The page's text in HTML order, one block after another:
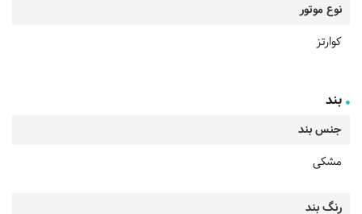
نوع موتور
کوارتز
بند
جنس بند
مشکی
رنگ بند